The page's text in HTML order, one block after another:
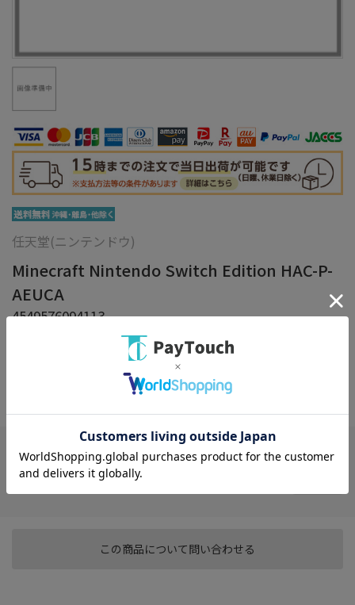
任天堂(ニンテンドウ)
Minecraft Nintendo Switch Edition HAC-P-
AEUCA
4549576094113
この商品について問い合わせる
在庫がありません